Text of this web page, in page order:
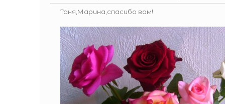
Таня,Марина,спасибо вам!